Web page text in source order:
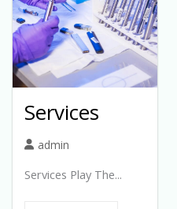
Services
admin
Services Play The...